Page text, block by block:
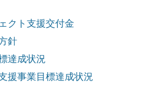
クト支援交付金
針
達成状況
援事業目標達成状況